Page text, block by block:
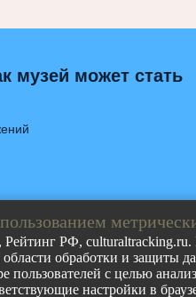
музей может стать
РФ,
обработки и
с целью
настройки в
любых
прямой гиперссылкой на